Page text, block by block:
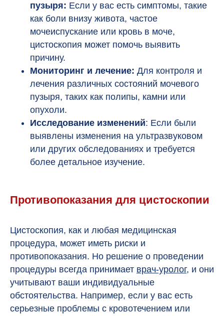
пузыря: Если у вас есть симптомы, такие
как боли внизу живота, частое
мочеиспускание или кровь в моче,
цистоскопия может помочь выявить
причину.
Мониторинг и лечение: Для контроля и
лечения различных состояний мочевого
пузыря, таких как полипы, камни или
опухоли.
Исследование изменений: Если были
выявлены изменения на ультразвуковом
или других обследованиях и требуется
более детальное изучение.
Противопоказания для цистоскопии
Цистоскопия, как и любая медицинская
процедура, может иметь риски и
противопоказания. Но решение о проведении
процедуры всегда принимает врач-уролог, и они
учитывают ваши индивидуальные
обстоятельства. Например, если у вас есть
серьезные проблемы с кровотечением или